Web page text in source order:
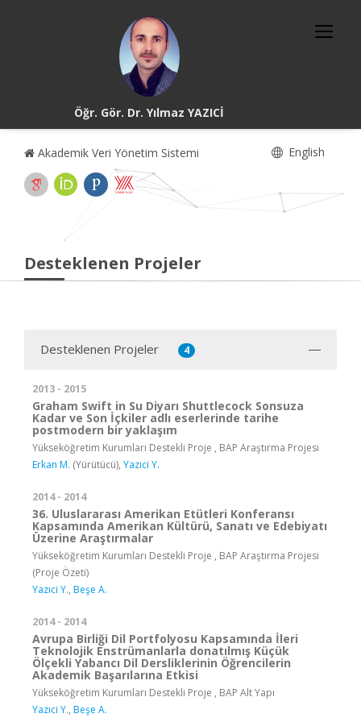
Öğr. Gör. Dr. Yılmaz YAZICİ
Akademik Veri Yönetim Sistemi English
Desteklenen Projeler
Desteklenen Projeler 4
2013 - 2015
Graham Swift in Su Diyarı Shuttlecock Sonsuza
Kadar ve Son İçkiler adlı eserlerinde tarihe
postmodern bir yaklaşım
Yükseköğretim Kurumları Destekli Proje , BAP Araştırma Projesi
Erkan M. (Yürütücü), Yazıci Y.
2014 - 2014
36. Uluslararası Amerikan Etütleri Konferansı
Kapsamında Amerikan Kültürü, Sanatı ve Edebiyatı
Üzerine Araştırmalar
Yükseköğretim Kurumları Destekli Proje , BAP Araştırma Projesi
(Proje Özeti)
Yazıci Y., Beşe A.
2014 - 2014
Avrupa Birliği Dil Portfolyosu Kapsamında İleri
Teknolojik Enstrümanlarla donatılmış Küçük
Ölçekli Yabancı Dil Dersliklerinin Öğrencilerin
Akademik Başarılarına Etkisi
Yükseköğretim Kurumları Destekli Proje , BAP Alt Yapı
Yazıci Y., Beşe A.